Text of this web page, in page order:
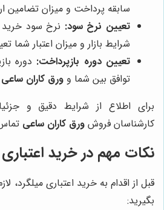
سابقه پرداخت و میزان تضامین
تعیین نرخ سود: نرخ سود خرید
شرایط بازار و میزان اعتبار شما
تعیین دوره بازپرداخت: دوره
توافق بین شما و ورق کاران ساعی
برای اطلاع از شرایط دقیق و
کارشناسان فروش ورق کاران ساعی
نکات مهم در خرید
قبل از اقدام به خرید اعتباری میلگرد،
بگیرید: